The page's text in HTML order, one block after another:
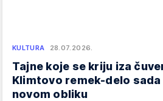
KULTURA 28.07.2026.
Tajne koje se kriju iza
Klimtovo remek-delo
novom obliku